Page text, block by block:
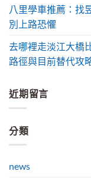
八里學車推薦：找
別上路恐懼
去哪裡走淡江大橋
路徑與目前替代攻
近期留言
分類
news